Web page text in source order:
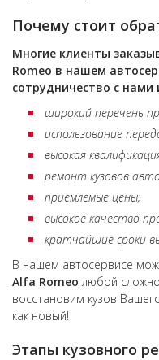
Почему стоит
Многие клиенты
Romeo в нашем
сотрудничество с
широкий перечень
использование
высокая
ремонт кузовов
приемлемые цены;
высокое качество
кратчайшие сроки
В нашем автосервисе
Alfa Romeo любой
восстановим кузов
как новый!
Этапы кузовного